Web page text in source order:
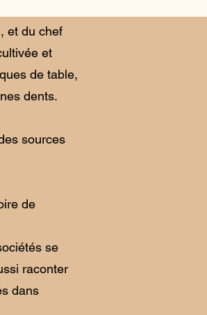
et du chef
et
de table,
dents.
sources
de
se
raconter
dans